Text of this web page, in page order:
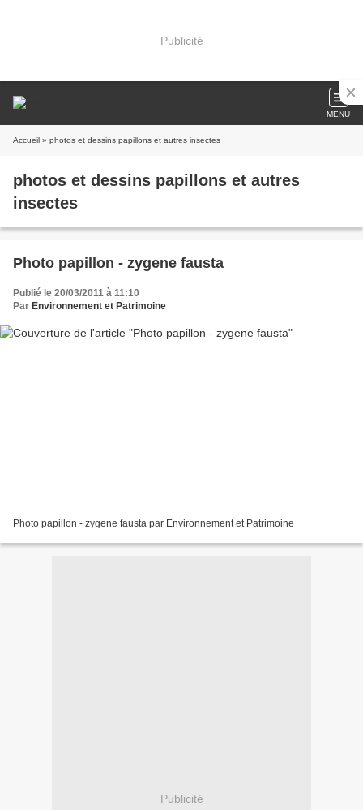
Publicité
MENU
Accueil » photos et dessins papillons et autres insectes
photos et dessins papillons et autres
insectes
Photo papillon - zygene fausta
Publié le 20/03/2011 à 11:10
Par Environnement et Patrimoine
Photo papillon - zygene fausta par Environnement et Patrimoine
Publicité